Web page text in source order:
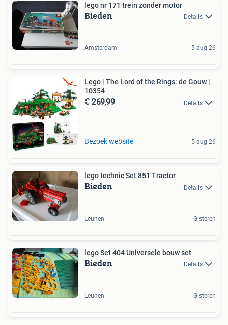
lego nr 171 trein zonder motor
Bieden Details
Amsterdam 5 aug 26
Lego | The Lord of the Rings: de Gouw |
10354
€ 269,99 Details
Bezoek website 5 aug 26
lego technic Set 851 Tractor
Bieden Details
Leunen Gisteren
lego Set 404 Universele bouw set
Bieden Details
Leunen Gisteren